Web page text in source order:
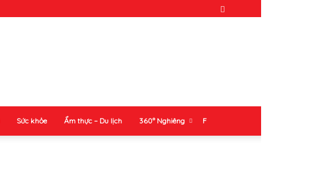
Sức khỏe Ẩm thực – Du lịch 360° Nghiêng F